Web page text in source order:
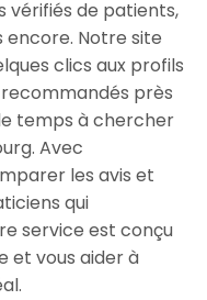
vérifiés de patients,
encore. Notre site
clics aux profils
près
temps à chercher
Avec
les avis et
qui
service est conçu
et vous aider à